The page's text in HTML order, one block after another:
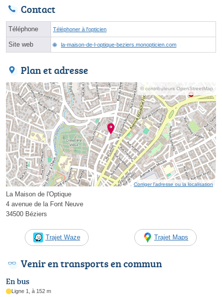
Contact
Téléphone Téléphoner à l'opticien
Site web la-maison-de-l-optique-beziers.monopticien.com
Plan et adresse
© contributeurs OpenStreetMap
Corriger l’adresse ou la localisation
La Maison de l'Optique
4 avenue de la Font Neuve
34500 Béziers
Trajet Waze Trajet Maps
Venir en transports en commun
En bus
Ligne 1, à 152 m